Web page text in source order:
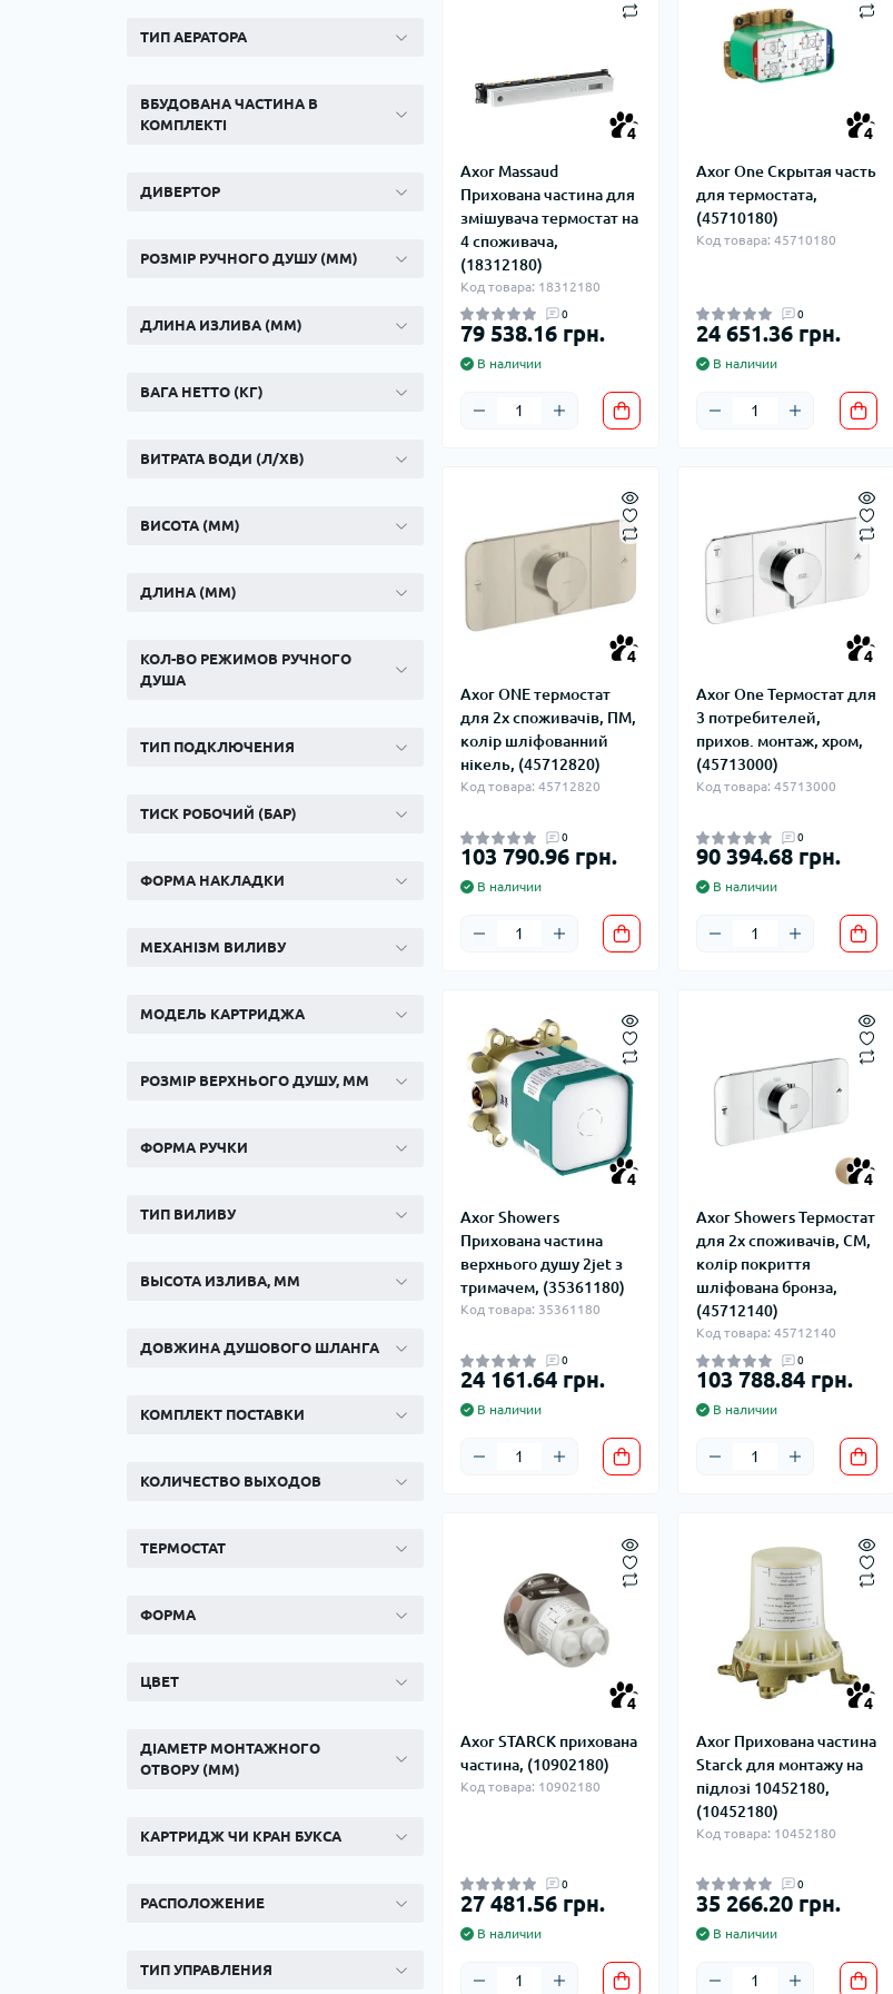
водоснабжения
давления
Запчасти к
кормоизмельчителям
Защитные перчатки
ТИП АЕРАТОРА
ВБУДОВАНА ЧАСТИНА В
КОМПЛЕКТІ
ДИВЕРТОР
РОЗМІР РУЧНОГО ДУШУ (ММ)
ДЛИНА ИЗЛИВА (ММ)
ВАГА НЕТТО (КГ)
ВИТРАТА ВОДИ (Л/ХВ)
ВИСОТА (ММ)
ДЛИНА (ММ)
КОЛ-ВО РЕЖИМОВ РУЧНОГО
ДУША
ТИП ПОДКЛЮЧЕНИЯ
ТИСК РОБОЧИЙ (БАР)
ФОРМА НАКЛАДКИ
МЕХАНІЗМ ВИЛИВУ
МОДЕЛЬ КАРТРИДЖА
РОЗМІР ВЕРХНЬОГО ДУШУ, ММ
ФОРМА РУЧКИ
ТИП ВИЛИВУ
ВЫСОТА ИЗЛИВА, ММ
ДОВЖИНА ДУШОВОГО ШЛАНГА
КОМПЛЕКТ ПОСТАВКИ
КОЛИЧЕСТВО ВЫХОДОВ
ТЕРМОСТАТ
ФОРМА
ЦВЕТ
ДІАМЕТР МОНТАЖНОГО
ОТВОРУ (ММ)
КАРТРИДЖ ЧИ КРАН БУКСА
РАСПОЛОЖЕНИЕ
ТИП УПРАВЛЕНИЯ
4
Axor Massaud
Прихована частина для
змішувача термостат на
4 споживача,
(18312180)
Код товара: 18312180
0
79 538.16 грн.
В наличии
4
Axor One Скрытая часть
для термостата,
(45710180)
Код товара: 45710180
0
24 651.36 грн.
В наличии
4
Axor ONE термостат
для 2х споживачів, ПМ,
колір шліфованний
нікель, (45712820)
Код товара: 45712820
0
103 790.96 грн.
В наличии
4
Axor One Термостат для
3 потребителей,
прихов. монтаж, хром,
(45713000)
Код товара: 45713000
0
90 394.68 грн.
В наличии
4
Axor Showers
Прихована частина
верхнього душу 2jet з
тримачем, (35361180)
Код товара: 35361180
0
24 161.64 грн.
В наличии
4
Axor Showers Термостат
для 2х споживачiв, СМ,
колiр покриття
шлiфована бронза,
(45712140)
Код товара: 45712140
0
103 788.84 грн.
В наличии
4
Axor STARCK прихована
частина, (10902180)
Код товара: 10902180
0
27 481.56 грн.
В наличии
4
Axor Прихована частина
Starck для монтажу на
підлозі 10452180,
(10452180)
Код товара: 10452180
0
35 266.20 грн.
В наличии